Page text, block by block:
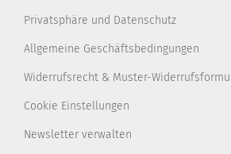
Privatsphäre und Datenschutz
Allgemeine Geschäftsbedingungen
Widerrufsrecht & Muster-
Cookie Einstellungen
Newsletter verwalten